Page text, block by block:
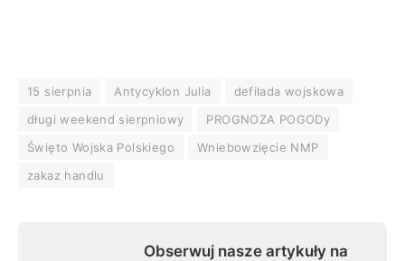
15 sierpnia Antycyklon Julia
defilada wojskowa
długi weekend sierpniowy
PROGNOZA POGODy
Święto Wojska Polskiego
Wniebowzięcie NMP
zakaz handlu
Obserwuj nasze artykuły na